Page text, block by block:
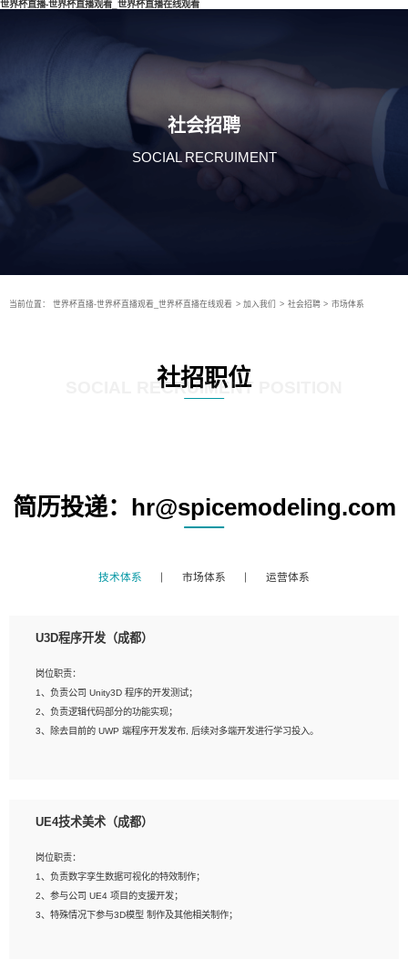
世界杯直播-世界杯直播观看_世界杯直播在线观看
社会招聘
SOCIAL RECRUIMENT
当前位置： 世界杯直播-世界杯直播观看_世界杯直播在线观看 > 加入我们 > 社会招聘 > 市场体系
社招职位
SOCIAL RECRUIMENT POSITION
简历投递：hr@spicemodeling.com
技术体系 市场体系 运营体系
U3D程序开发（成都）
岗位职责：
1、负责公司 Unity3D 程序的开发测试；
2、负责逻辑代码部分的功能实现；
3、除去目前的 UWP 端程序开发发布, 后续对多端开发进行学习投入。
2、熟练掌握 Unity3D 程序开发，精通 C# 语言开发；
4、有良好的沟通能力和团队合作意识；
5、开发过 HoloLens 程序者优先。
UE4技术美术（成都）
岗位职责：
1、负责数字孪生数据可视化的特效制作；
2、参与公司 UE4 项目的支援开发；
3、特殊情况下参与3D模型 制作及其他相关制作；